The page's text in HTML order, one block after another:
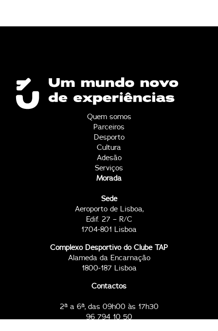
Quem somos
Parceiros
Desporto
Cultura
Adesão
Serviços
Morada
Sede
Aeroporto de Lisboa,
Edif. 27 – R/C
1704-801 Lisboa
Complexo Desportivo do Clube TAP
Alameda da Encarnação
1800-187 Lisboa
Contactos
2ª a 6ª, das 09h00 às 17h30
96 794 10 50